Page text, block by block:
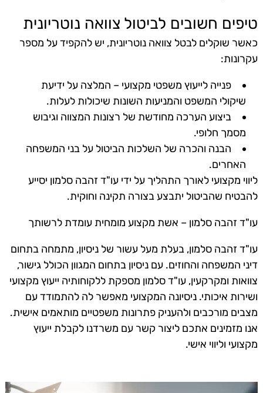
טיפים חשובים לביטול צוואה נוטריונית
כאשר שוקלים לבטל צוואה נוטריונית, יש להקפיד על מספר
עקרונות:
פנייה לייעוץ משפטי מקצועי – המלצה על ידיעת
שיקולי המשפט והמניעות השונות שיכולות לעלות.
ביצוע הערכה מחודשת של רצונות המצווה וגיבוש
מסמך חלופי.
הבנה והכרה של השלכות הביטול על בני המשפחה
האחרים.
ליווי מקצועי לאורך התהליך על ידי עו"ד זהבה סלמון יסייע
להבטיח שהביטול יתבצע בצורה תקינה וחוקית.
עו"ד זהבה סלמון – אשת מקצוע מומחית עומדת לרשותך
עו"ד זהבה סלמון, בעלת מעל עשור של ניסיון, מתמחה בתחום
דיני המשפחה והחוזים. עם ניסיון בתחום המגוון הכולל גישור,
צוואות ומקרקעין, עו"ד סלמון מספקת ללקוחותיה ייעוץ מקצועי
ושירות איכותי. ניסיונה המקצועי מאפשר לה להתמודד עם
מצבים מורכבים ולהעניק פתרונות משפטיים מותאמים אישית.
אנו מזמינים אתכם ליצור קשר עם משרדנו לקבלת ייעוץ
מקצועי וליווי אישי.